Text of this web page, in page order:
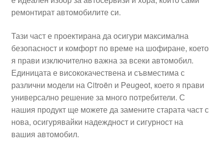
Моята сметка
Плащанията
Политика за поверителност
Правила и условия
Процедура за рекламации
ремонтират автомобилите си.
Тази част е проектирана да осигури максимална
безопасност и комфорт по време на шофиране, което
я прави изключително важна за всеки автомобил.
Единицата е висококачествена и съвместима с
различни модели на Citroën и Peugeot, което я прави
универсално решение за много потребители. С
нашия продукт ще можете да замените старата част с
нова, осигурявайки надеждност и сигурност на
вашия автомобил.